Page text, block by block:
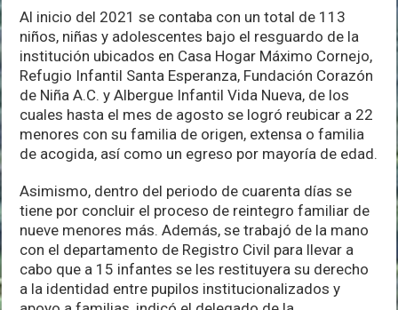
Al inicio del 2021 se contaba con un total de 113
niños, niñas y adolescentes bajo el resguardo de la
institución ubicados en Casa Hogar Máximo Cornejo,
Refugio Infantil Santa Esperanza, Fundación Corazón
de Niña A.C. y Albergue Infantil Vida Nueva, de los
cuales hasta el mes de agosto se logró reubicar a 22
menores con su familia de origen, extensa o familia
de acogida, así como un egreso por mayoría de edad.
Asimismo, dentro del periodo de cuarenta días se
tiene por concluir el proceso de reintegro familiar de
nueve menores más. Además, se trabajó de la mano
con el departamento de Registro Civil para llevar a
cabo que a 15 infantes se les restituyera su derecho
a la identidad entre pupilos institucionalizados y